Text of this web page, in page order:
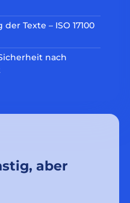
Texte – ISO 17100
nach
aber